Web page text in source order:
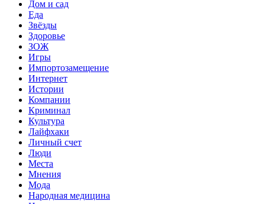
Дом и сад
Еда
Звёзды
Здоровье
ЗОЖ
Игры
Импортозамещение
Интернет
Истории
Компании
Криминал
Культура
Лайфхаки
Личный счет
Люди
Места
Мнения
Мода
Народная медицина